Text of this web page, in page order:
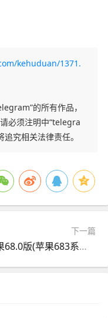
kehuduan/1371.
的所有作品，
必须注明中“telegra
究相关法律责任。
下一篇
苹果68.0版(苹果683系统怎么样)